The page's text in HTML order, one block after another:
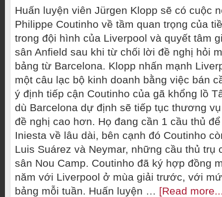
Huấn luyện viên Jürgen Klopp sẽ có cuộc
Philippe Coutinho về tầm quan trọng của
trong đội hình của Liverpool và quyết tâm
sân Anfield sau khi từ chối lời đề nghị hỏi
bảng từ Barcelona. Klopp nhấn mạnh
một câu lạc bộ kinh doanh bằng việc bán
ý định tiếp cận Coutinho của gã khổng lồ
dù Barcelona dự định sẽ tiếp tục thương
đề nghị cao hơn. Họ đang cần 1 cầu thủ
Iniesta về lâu dài, bên cạnh đó Coutinho
Luis Suárez và Neymar, những cầu thủ trụ
sân Nou Camp. Coutinho đã ký hợp đồng
năm với Liverpool ở mùa giải trước, với
bảng mỗi tuần. Huấn luyện … [Read